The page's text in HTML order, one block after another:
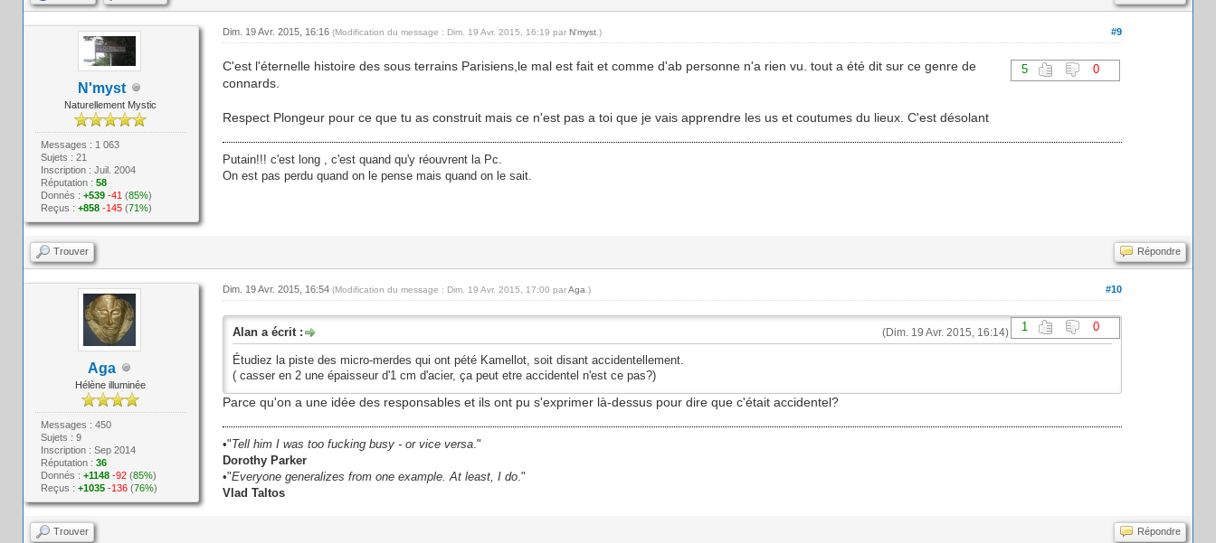
N'myst
Naturellement Mystic
Messages : 1 063
Sujets : 21
Inscription : Juil. 2004
Réputation : 58
Donnés : +539 -41 (85%)
Reçus : +858 -145(71%)
#9
Dim. 19 Avr. 2015, 16:16 (Modification du message : Dim. 19 Avr. 2015, 16:19 par N'myst.)
5 0
C'est l'éternelle histoire des sous terrains Parisiens,le mal est fait et comme d'ab personne n'a rien vu. tout a été dit sur ce genre de
connards.
Respect Plongeur pour ce que tu as construit mais ce n'est pas a toi que je vais apprendre les us et coutumes du lieux. C'est désolant
Putain!!! c'est long , c'est quand qu'y réouvrent la Pc.
On est pas perdu quand on le pense mais quand on le sait.
Trouver Répondre
Aga
Hélène illuminée
Messages : 450
Sujets : 9
Inscription : Sep 2014
Réputation : 36
Donnés : +1148 -92(85%)
Reçus : +1035 -136(76%)
#10
Dim. 19 Avr. 2015, 16:54 (Modification du message : Dim. 19 Avr. 2015, 17:00 parAga .)
1 0
(Dim. 19 Avr. 2015, 16:14)
Alan a écrit :
Étudiez la piste des micro-merdes qui ont pété Kamellot, soit disant accidentellement.
( casser en 2 une épaisseur d'1 cm d'acier, ça peut etre accidentel n'est ce pas?)
Parce qu'on a une idée des responsables et ils ont pu s'exprimer là-dessus pour dire que c'était accidentel?
•"Tell him I was too fucking busy - or vice versa."
Dorothy Parker
•"Everyone generalizes from one example. At least, I do."
Vlad Taltos
Trouver Répondre